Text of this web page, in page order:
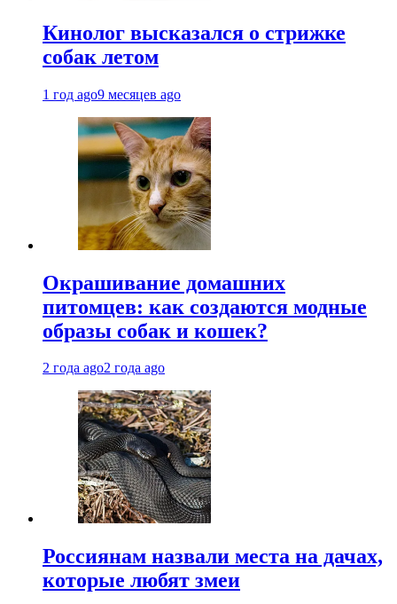
Кинолог высказался о стрижке
собак летом
1 год ago9 месяцев ago
Окрашивание домашних
питомцев: как создаются модные
образы собак и кошек?
2 года ago2 года ago
Россиянам назвали места на дачах,
которые любят змеи